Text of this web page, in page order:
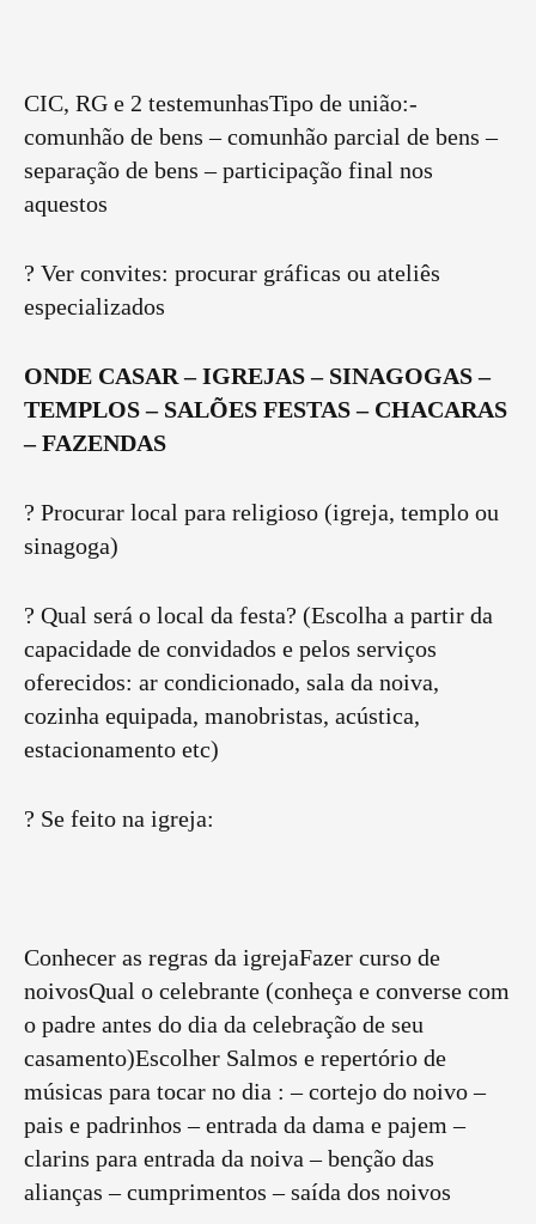
CIC, RG e 2 testemunhasTipo de união:-
comunhão de bens – comunhão parcial de bens –
separação de bens – participação final nos
aquestos
? Ver convites: procurar gráficas ou ateliês
especializados
ONDE CASAR – IGREJAS – SINAGOGAS –
TEMPLOS – SALÕES FESTAS – CHACARAS
– FAZENDAS
? Procurar local para religioso (igreja, templo ou
sinagoga)
? Qual será o local da festa? (Escolha a partir da
capacidade de convidados e pelos serviços
oferecidos: ar condicionado, sala da noiva,
cozinha equipada, manobristas, acústica,
estacionamento etc)
? Se feito na igreja:
Conhecer as regras da igrejaFazer curso de
noivosQual o celebrante (conheça e converse com
o padre antes do dia da celebração de seu
casamento)Escolher Salmos e repertório de
músicas para tocar no dia : – cortejo do noivo –
pais e padrinhos – entrada da dama e pajem –
clarins para entrada da noiva – benção das
alianças – cumprimentos – saída dos noivos